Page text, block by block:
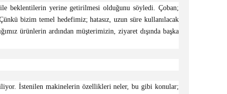
ile beklentilerin yerine getirilmesi olduğunu söyledi. Çoban;
bizim temel hedefimiz; hatasız, uzun süre kullanılacak
ürünlerin ardından müşterimizin, ziyaret dışında başka
İstenilen makinelerin özellikleri neler, bu gibi konular;